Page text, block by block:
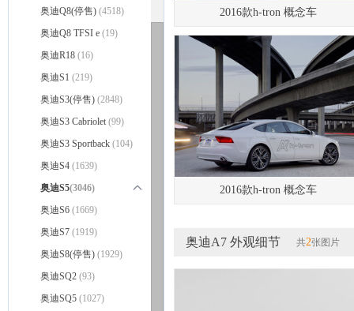
奥迪Q8(停售) (4518)
奥迪Q8 TFSI e (19)
奥迪R18 (16)
奥迪S1 (219)
奥迪S3(停售) (2848)
奥迪S3 Cabriolet (99)
奥迪S3 Sportback (104)
奥迪S4 (1639)
奥迪S5(3046)
奥迪S5(1352)
奥迪S5 Coupe
奥迪S5 Cabriolet(1150)
奥迪S6 (1669)
奥迪S7 (1919)
奥迪S8(停售) (1929)
奥迪SQ2 (93)
奥迪SQ5 (1027)
2016款h-tron 概念车
2016款h-tron 概念车
奥迪A7 外观细节 共2张图片